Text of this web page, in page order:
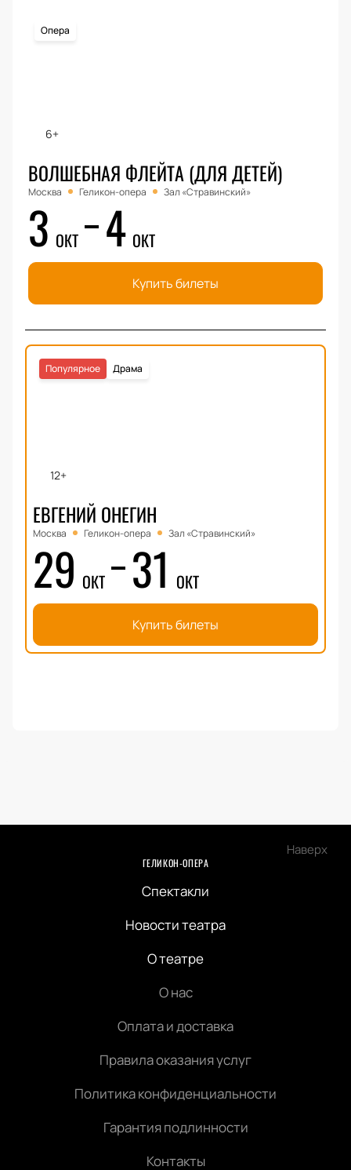
6+
Опера
ВОЛШЕБНАЯ ФЛЕЙТА (ДЛЯ ДЕТЕЙ)
Москва Геликон-опера Зал «Стравинский»
3 ОКТ 4 ОКТ
Купить билеты
12+
Драма
Популярное
ЕВГЕНИЙ ОНЕГИН
Москва Геликон-опера Зал «Стравинский»
29 ОКТ 31 ОКТ
Купить билеты
Наверх
ГЕЛИКОН-ОПЕРА
Спектакли
Новости театра
О театре
О нас
Оплата и доставка
Правила оказания услуг
Политика конфиденциальности
Гарантия подлинности
Контакты